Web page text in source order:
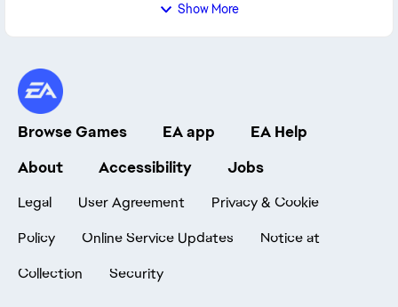
Show More
Browse Games EA app
EA Help
About
Accessibility Jobs
Legal User Agreement
Privacy & Cookie
Policy
Online Service Updates
Notice at
Collection
Security